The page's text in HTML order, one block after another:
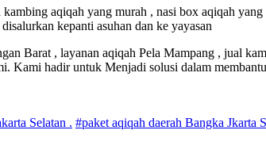
aqiqah yang murah , nasi box aqiqah
kepanti asuhan dan ke yayasan
Barat , layanan aqiqah Pela Mampang , jual
hadir untuk Menjadi solusi dalam
Selatan . #paket aqiqah daerah Bangka Jkarta